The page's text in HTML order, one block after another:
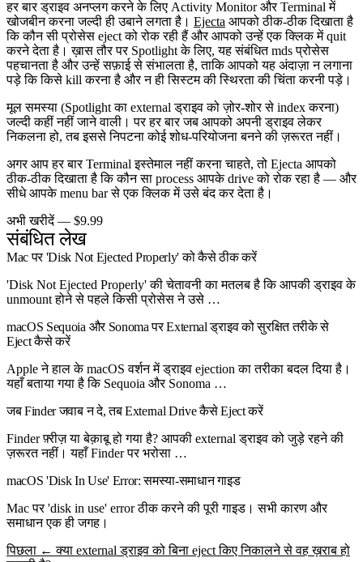
हर बार ड्राइव अनप्लग करने के लिए Activity Monitor और Terminal में
खोजबीन करना जल्दी ही उबाने लगता है। Ejecta आपको ठीक-ठीक दिखाता है
कि कौन सी प्रोसेस eject को रोक रही हैं और आपको उन्हें एक क्लिक में quit
करने देता है। ख़ास तौर पर Spotlight के लिए, यह संबंधित mds प्रोसेस
पहचानता है और उन्हें सफ़ाई से संभालता है, ताकि आपको यह अंदाज़ा न लगाना
पड़े कि किसे kill करना है और न ही सिस्टम की स्थिरता की चिंता करनी पड़े।
मूल समस्या (Spotlight का external ड्राइव को ज़ोर-शोर से index करना)
जल्दी कहीं नहीं जाने वाली। पर हर बार जब आपको अपनी ड्राइव लेकर
निकलना हो, तब इससे निपटना कोई शोध-परियोजना बनने की ज़रूरत नहीं।
अगर आप हर बार Terminal इस्तेमाल नहीं करना चाहते, तो Ejecta आपको
ठीक-ठीक दिखाता है कि कौन सा process आपके drive को रोक रहा है — और
सीधे आपके menu bar से एक क्लिक में उसे बंद कर देता है।
अभी खरीदें — $9.99
संबंधित लेख
Mac पर 'Disk Not Ejected Properly' को कैसे ठीक करें
'Disk Not Ejected Properly' की चेतावनी का मतलब है कि आपकी ड्राइव के
unmount होने से पहले किसी प्रोसेस ने उसे …
macOS Sequoia और Sonoma पर External ड्राइव को सुरक्षित तरीके से
Eject कैसे करें
Apple ने हाल के macOS वर्शन में ड्राइव ejection का तरीका बदल दिया है।
यहाँ बताया गया है कि Sequoia और Sonoma …
जब Finder जवाब न दे, तब External Drive कैसे Eject करें
Finder फ़्रीज़ या बेक़ाबू हो गया है? आपकी external ड्राइव को जुड़े रहने की
ज़रूरत नहीं। यहाँ Finder पर भरोसा …
macOS 'Disk In Use' Error: समस्या-समाधान गाइड
Mac पर 'disk in use' error ठीक करने की पूरी गाइड। सभी कारण और
समाधान एक ही जगह।
पिछला ← क्या external ड्राइव को बिना eject किए निकालने से वह ख़राब हो